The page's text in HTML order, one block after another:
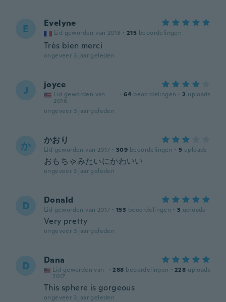
E Evelyne
Lid geworden van 2018 · 215 beoordelingen
Très bien merci
ongeveer 3 jaar geleden
J joyce
Lid geworden van
2016
· 64 beoordelingen · 2 uploads
ongeveer 3 jaar geleden
か かおり
Lid geworden van 2017 · 309 beoordelingen · 5 uploads
おもちゃみたいにかわいい
ongeveer 3 jaar geleden
D Donald
Lid geworden van 2017 · 153 beoordelingen · 3 uploads
Very pretty
ongeveer 3 jaar geleden
D Dana
Lid geworden van
2017
· 288 beoordelingen · 228 uploads
This sphere is gorgeous
ongeveer 3 jaar geleden